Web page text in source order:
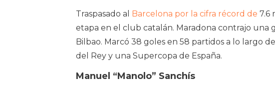
Traspasado al Barcelona por la cifra récord de 7.6
etapa en el club catalán. Maradona contrajo
Bilbao. Marcó 38 goles en 58 partidos a lo largo
del Rey y una Supercopa de España.
Manuel “Manolo” Sanchís